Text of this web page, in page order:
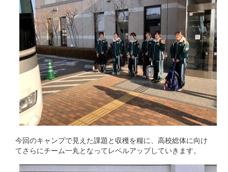
今回のキャンプで見えた課題と収穫を糧に、高校総体に向け
てさらにチーム一丸となってレベルアップしていきます。